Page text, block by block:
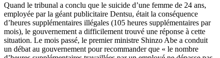
Quand le tribunal a conclu que le suicide d’une femme de 24 ans,
employée par la géant publicitaire Dentsu, était la conséquence
d’heures supplémentaires illégales (105 heures supplémentaires par
mois), le gouvernement a difficilement trouvé une réponse à cette
situation. Le mois passé, le premier ministre Shinzo Abe a conduit
un débat au gouvernement pour recommander que « le nombre